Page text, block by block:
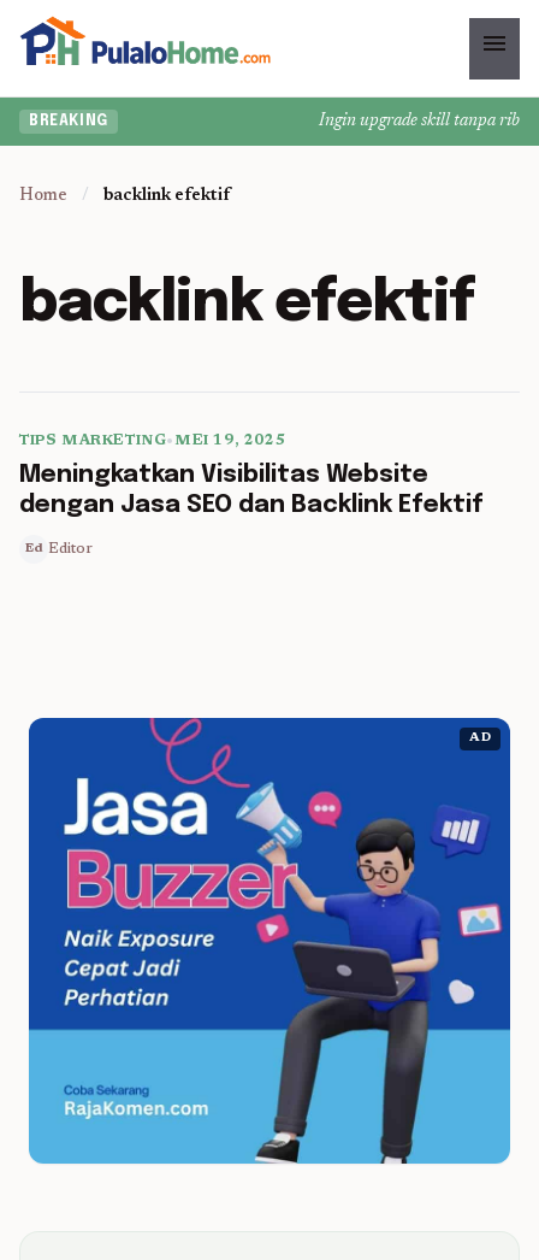
menu
BREAKING Ingin upgrade skill tanpa ribet?
Home / backlink efektif
backlink efektif
5 min read
TIPS MARKETING•MEI 19, 2025
Meningkatkan Visibilitas Website
dengan Jasa SEO dan Backlink Efektif
Ed Editor
AD